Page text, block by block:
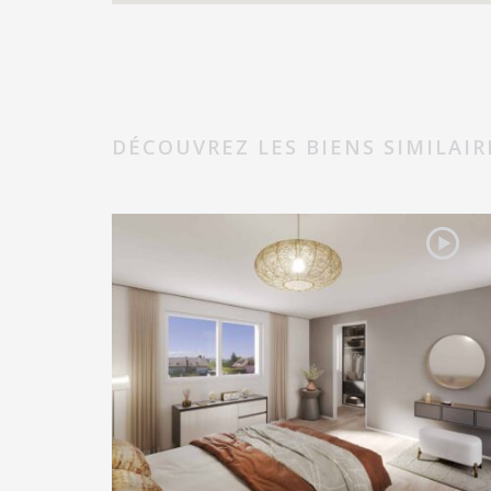
DÉCOUVREZ LES BIENS